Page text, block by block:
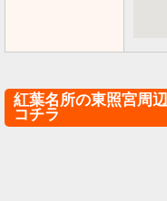
紅葉名所の東照宮周
コチラ